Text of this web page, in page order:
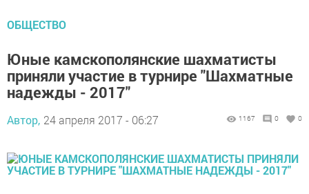
ОБЩЕСТВО
Юные камскополянские шахматисты
приняли участие в турнире "Шахматные
надежды - 2017"
Автор, 24 апреля 2017 - 06:27 1167 0 0